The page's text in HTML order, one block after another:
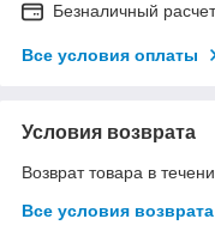
Безналичный
Все условия оплаты
Условия возврата
Возврат товара в
Все условия возврата